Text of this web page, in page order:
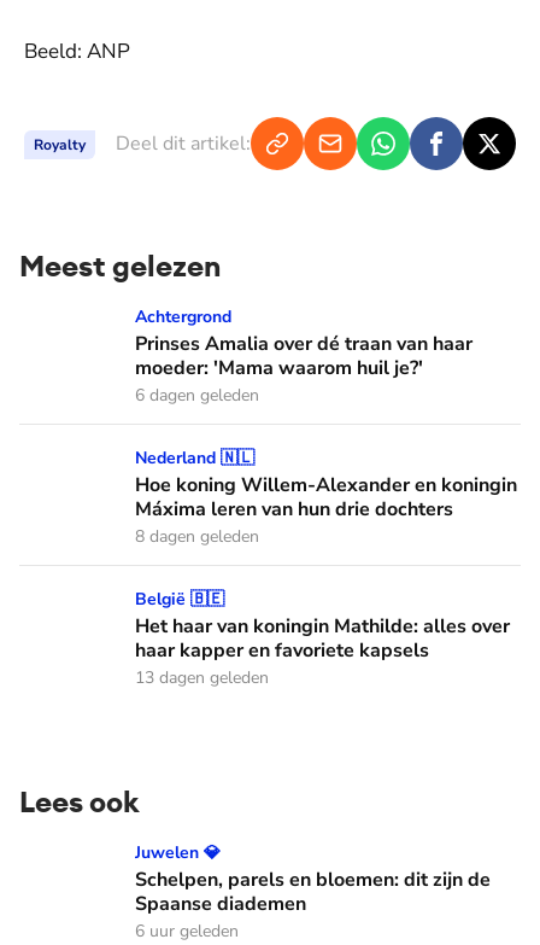
Beeld: ANP
Royalty Deel dit artikel:
Meest gelezen
Prinses Amalia over dé traan van haar moeder: 'Mama
Achtergrond
Prinses Amalia over dé traan van haar
moeder: 'Mama waarom huil je?'
6 dagen geleden
Hoe koning Willem-Alexander en koningin Máxima leren
Nederland 🇳🇱
Hoe koning Willem-Alexander en koningin
Máxima leren van hun drie dochters
8 dagen geleden
Het haar van koningin Mathilde: alles over haar kapper en
België 🇧🇪
Het haar van koningin Mathilde: alles over
haar kapper en favoriete kapsels
13 dagen geleden
Lees ook
Schelpen, parels en bloemen: dit zijn de Spaanse diademen
Juwelen 💎
Schelpen, parels en bloemen: dit zijn de
Spaanse diademen
6 uur geleden